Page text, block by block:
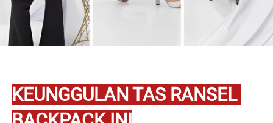
KEUNGGULAN TAS RANSEL